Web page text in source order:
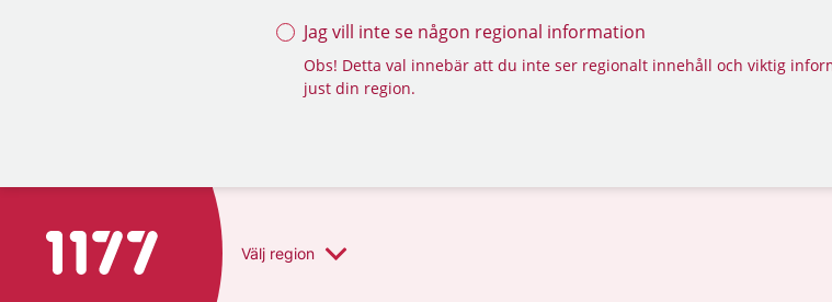
Jag vill inte se någon regional information
Obs! Detta val innebär att du inte ser regionalt innehåll och viktig
just din region.
Till startsidan för 1177 Välj region